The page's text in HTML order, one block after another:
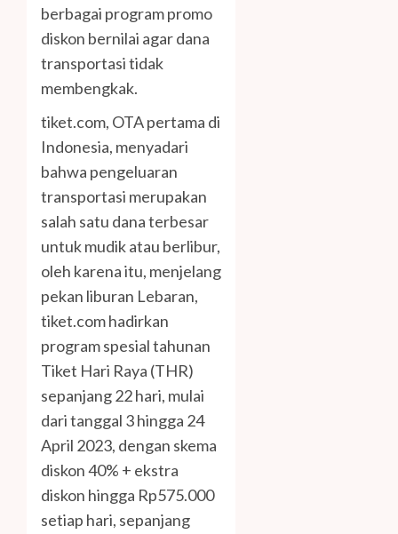
berbagai program promo
diskon bernilai agar dana
transportasi tidak
membengkak.
tiket.com, OTA pertama di
Indonesia, menyadari
bahwa pengeluaran
transportasi merupakan
salah satu dana terbesar
untuk mudik atau berlibur,
oleh karena itu, menjelang
pekan liburan Lebaran,
tiket.com hadirkan
program spesial tahunan
Tiket Hari Raya (THR)
sepanjang 22 hari, mulai
dari tanggal 3 hingga 24
April 2023, dengan skema
diskon 40% + ekstra
diskon hingga Rp575.000
setiap hari, sepanjang